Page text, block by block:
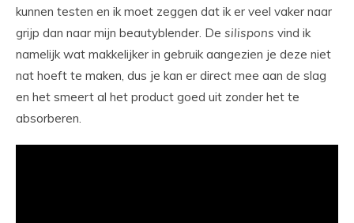
kunnen testen en ik moet zeggen dat ik er veel vaker naar
grijp dan naar mijn beautyblender. De silispons vind ik
namelijk wat makkelijker in gebruik aangezien je deze niet
nat hoeft te maken, dus je kan er direct mee aan de slag
en het smeert al het product goed uit zonder het te
absorberen.